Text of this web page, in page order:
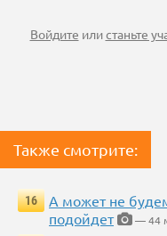
Войдите илистаньте
Также смотрите:
16
А может не
подойдет
— 44